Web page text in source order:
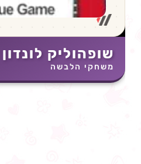
שופהוליק לונדון
משחקי הלבשה